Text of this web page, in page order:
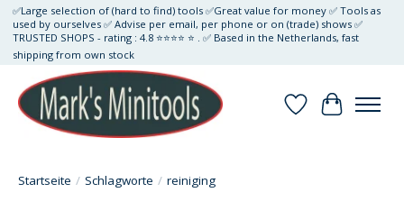
✅Large selection of (hard to find) tools ✅Great value for money ✅ Tools as
used by ourselves ✅ Advise per email, per phone or on (trade) shows ✅
TRUSTED SHOPS - rating : 4.8 ⭐⭐⭐⭐ ⭐ . ✅ Based in the Netherlands, fast
shipping from own stock
Wunschzettel
Ihr
Startseite / Schlagworte / reiniging